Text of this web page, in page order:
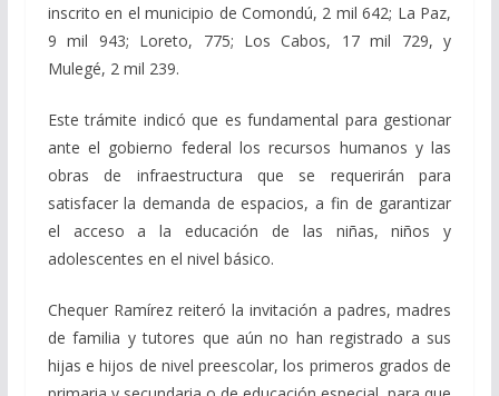
inscrito en el municipio de Comondú, 2 mil 642; La Paz,
9 mil 943; Loreto, 775; Los Cabos, 17 mil 729, y
Mulegé, 2 mil 239.
Este trámite indicó que es fundamental para gestionar
ante el gobierno federal los recursos humanos y las
obras de infraestructura que se requerirán para
satisfacer la demanda de espacios, a fin de garantizar
el acceso a la educación de las niñas, niños y
adolescentes en el nivel básico.
Chequer Ramírez reiteró la invitación a padres, madres
de familia y tutores que aún no han registrado a sus
hijas e hijos de nivel preescolar, los primeros grados de